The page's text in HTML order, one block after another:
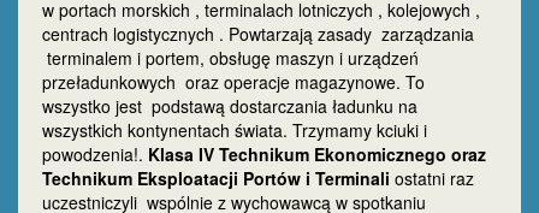
w portach morskich , terminalach lotniczych , kolejowych ,
centrach logistycznych . Powtarzają zasady zarządzania
terminalem i portem, obsługę maszyn i urządzeń
przeładunkowych oraz operacje magazynowe. To
wszystko jest podstawą dostarczania ładunku na
wszystkich kontynentach świata. Trzymamy kciuki i
powodzenia!. Klasa IV Technikum Ekonomicznego oraz
Technikum Eksploatacji Portów i Terminali ostatni raz
uczestniczyli wspólnie z wychowawcą w spotkaniu